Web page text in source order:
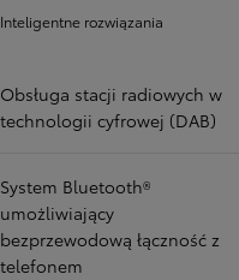
Inteligentne rozwiązania
Obsługa stacji radiowych w
technologii cyfrowej (DAB)
System Bluetooth®
umożliwiający
bezprzewodową łączność z
telefonem